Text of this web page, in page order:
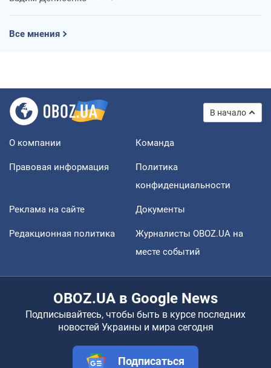
Все мнения
В начало
О компании Команда
Правовая информация
Политика
конфиденциальности
Реклама на сайте Документы
Редакционная политика
Журналисты OBOZ.UA на
месте событий
OBOZ.UA в Google News
Подписывайтесь, чтобы быть в курсе последних
новостей Украины и мира сегодня
Подписаться